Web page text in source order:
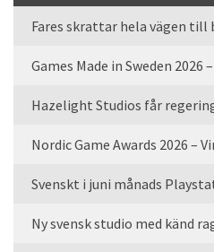
Fares skrattar hela vägen till
Hazelight Studios får
Nordic Game Awards 2026 –
Svenskt i juni månads
Ny svensk studio med känd